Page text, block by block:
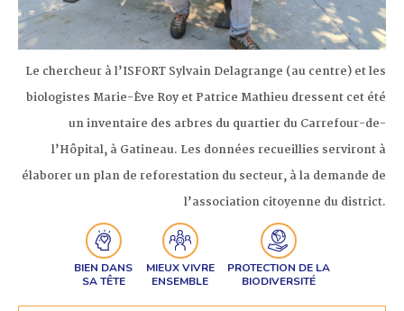
Le chercheur à l’ISFORT Sylvain Delagrange (au centre) et les
biologistes Marie-Ève Roy et Patrice Mathieu dressent cet été
un inventaire des arbres du quartier du Carrefour-de-
l’Hôpital, à Gatineau. Les données recueillies serviront à
élaborer un plan de reforestation du secteur, à la demande de
l’association citoyenne du district.
BIEN DANS
SA TÊTE
MIEUX VIVRE
ENSEMBLE
PROTECTION DE LA
BIODIVERSITÉ